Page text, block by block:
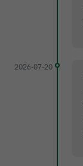
2026-07-20